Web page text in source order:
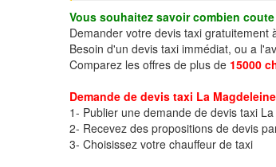
Vous souhaitez savoir combien
Demander votre devis taxi gratuitement
Besoin d'un devis taxi immédiat, ou a
Comparez les offres de plus de 15000
Demande de devis taxi La Magdeleine
1- Publier une demande de devis taxi
2- Recevez des propositions de devis
3- Choisissez votre chauffeur de taxi